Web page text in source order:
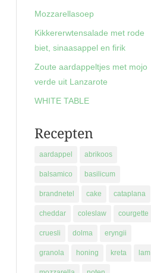
Mozzarellasoep
Kikkererwtensalade met rode
biet, sinaasappel en firik
Zoute aardappeltjes met mojo
verde uit Lanzarote
WHITE TABLE
Recepten
aardappel abrikoos
balsamico basilicum
brandnetel cake cataplana
cheddar coleslaw courgette
cruesli dolma eryngii
granola honing kreta lam